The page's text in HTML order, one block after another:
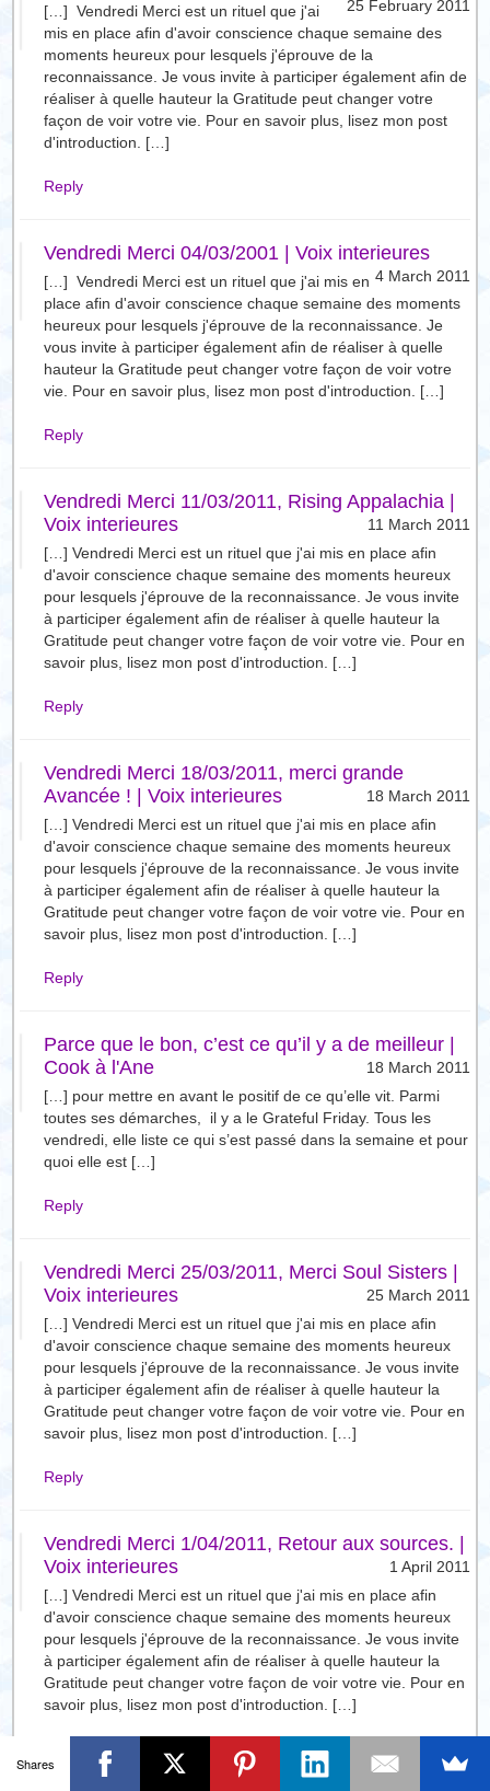
25 February 2011
[…] Vendredi Merci est un rituel que j'ai
mis en place afin d'avoir conscience chaque semaine des
moments heureux pour lesquels j'éprouve de la
reconnaissance. Je vous invite à participer également afin de
réaliser à quelle hauteur la Gratitude peut changer votre
façon de voir votre vie. Pour en savoir plus, lisez mon post
d'introduction. […]
Reply
Vendredi Merci 04/03/2001 | Voix interieures
4 March 2011
[…] Vendredi Merci est un rituel que j'ai mis en
place afin d'avoir conscience chaque semaine des moments
heureux pour lesquels j'éprouve de la reconnaissance. Je
vous invite à participer également afin de réaliser à quelle
hauteur la Gratitude peut changer votre façon de voir votre
vie. Pour en savoir plus, lisez mon post d'introduction. […]
Reply
Vendredi Merci 11/03/2011, Rising Appalachia |
Voix interieures
11 March 2011
[…] Vendredi Merci est un rituel que j'ai mis en place afin
d'avoir conscience chaque semaine des moments heureux
pour lesquels j'éprouve de la reconnaissance. Je vous invite
à participer également afin de réaliser à quelle hauteur la
Gratitude peut changer votre façon de voir votre vie. Pour en
savoir plus, lisez mon post d'introduction. […]
Reply
Vendredi Merci 18/03/2011, merci grande
Avancée ! | Voix interieures
18 March 2011
[…] Vendredi Merci est un rituel que j'ai mis en place afin
d'avoir conscience chaque semaine des moments heureux
pour lesquels j'éprouve de la reconnaissance. Je vous invite
à participer également afin de réaliser à quelle hauteur la
Gratitude peut changer votre façon de voir votre vie. Pour en
savoir plus, lisez mon post d'introduction. […]
Reply
Parce que le bon, c’est ce qu’il y a de meilleur |
Cook à l'Ane
18 March 2011
[…] pour mettre en avant le positif de ce qu’elle vit. Parmi
toutes ses démarches, il y a le Grateful Friday. Tous les
vendredi, elle liste ce qui s’est passé dans la semaine et pour
quoi elle est […]
Reply
Vendredi Merci 25/03/2011, Merci Soul Sisters |
Voix interieures
25 March 2011
[…] Vendredi Merci est un rituel que j'ai mis en place afin
d'avoir conscience chaque semaine des moments heureux
pour lesquels j'éprouve de la reconnaissance. Je vous invite
à participer également afin de réaliser à quelle hauteur la
Gratitude peut changer votre façon de voir votre vie. Pour en
savoir plus, lisez mon post d'introduction. […]
Reply
Vendredi Merci 1/04/2011, Retour aux sources. |
Voix interieures
1 April 2011
[…] Vendredi Merci est un rituel que j'ai mis en place afin
d'avoir conscience chaque semaine des moments heureux
pour lesquels j'éprouve de la reconnaissance. Je vous invite
à participer également afin de réaliser à quelle hauteur la
Gratitude peut changer votre façon de voir votre vie. Pour en
savoir plus, lisez mon post d'introduction. […]
Shares